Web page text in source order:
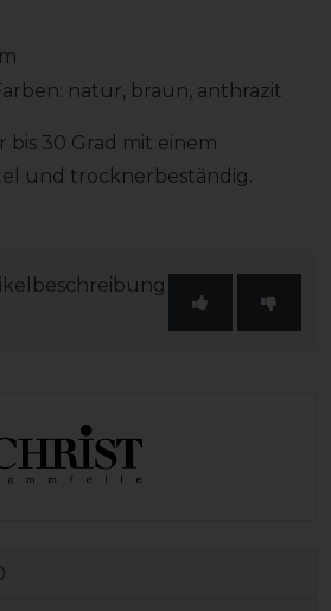
natur, braun, anthrazit
bis 30 Grad mit einem
und trocknerbeständig.